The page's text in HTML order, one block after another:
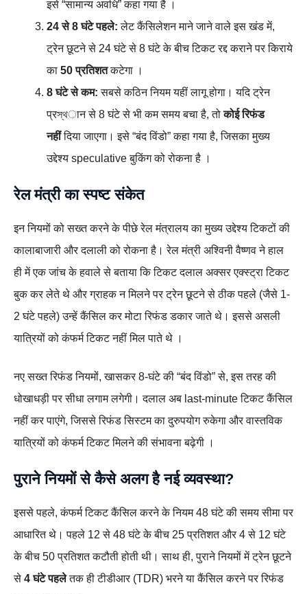
इसे “सामान्य अवधि” कहा गया है ।
24 से 8 घंटे पहले: लेट कैंसिलेशन माने जाने वाले इस खंड में,
ट्रेन छूटने से 24 घंटे से 8 घंटे के बीच टिकट रद्द कराने पर किराये
का 50 प्रतिशतकटेगा ।
8 घंटे से कम: सबसे कठिन नियम यहीं लागू होगा। यदि ट्रेन
प्रস্থान से 8 घंटे से भी कम समय बचा है, तोकोई रिफंड
नहींदिया जाएगा। इसे “बंद विंडो” कहा गया है, जिसका मुख्य
उद्देश्य speculative बुकिंग को रोकना है ।
रेल मंत्री का स्पष्ट संकेत
इन नियमों को सख्त करने के पीछे रेल मंत्रालय का मुख्य उद्देश्य टिकटों की
कालाबाजारी और दलाली को रोकना है। रेल मंत्री अश्विनी वैष्णव ने हाल
ही में एक जांच के हवाले से बताया कि टिकट दलाल अक्सर एक्स्ट्रा टिकट
बुक कर लेते थे और ग्राहक न मिलने पर ट्रेन छूटने से ठीक पहले (जैसे 1-
2 घंटे पहले) उन्हें कैंसिल कर मोटा रिफंड डकार जाते थे। इससे असली
यात्रियों को कंफर्म टिकट नहीं मिल पाते थे ।
नए सख्त रिफंड नियमों, खासकर 8-घंटे की “बंद विंडो” से, इस तरह की
धोखाधड़ी पर सीधा लगाम लगेगी। दलाल अब last-minute टिकट कैंसिल
नहीं कर पाएंगे, जिससे रिफंड सिस्टम का दुरुपयोग रुकेगा और वास्तविक
यात्रियों को कंफर्म टिकट मिलने की संभावना बढ़ेगी ।
पुराने नियमों से कैसे अलग है नई व्यवस्था?
इससे पहले, कंफर्म टिकट कैंसिल करने के नियम 48 घंटे की समय सीमा पर
आधारित थे। पहले 12 से 48 घंटे के बीच 25 प्रतिशत और 4 से 12 घंटे
के बीच 50 प्रतिशत कटौती होती थी। साथ ही, पुराने नियमों में ट्रेन छूटने
से 4 घंटे पहलेतक ही टीडीआर (TDR) भरने या कैंसिल करने पर रिफंड